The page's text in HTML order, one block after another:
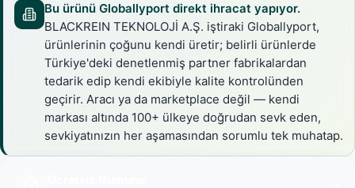
Bu ürünü Globallyport direkt ihracat yapıyor.
BLACKREIN TEKNOLOJİ A.Ş. iştiraki Globallyport,
ürünlerinin çoğunu kendi üretir; belirli ürünlerde
Türkiye'deki denetlenmiş partner fabrikalardan
tedarik edip kendi ekibiyle kalite kontrolünden
geçirir. Aracı ya da marketplace değil — kendi
markası altında 100+ ülkeye doğrudan sevk eden,
sevkiyatınızın her aşamasından sorumlu tek muhatap.